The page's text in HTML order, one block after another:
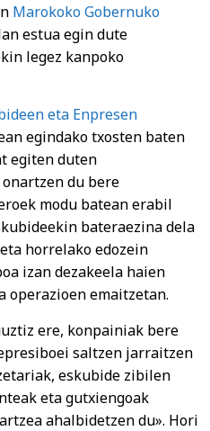
Marokoko Gobernuko
estua egin dute
legez kanpoko
eta Enpresen
egindako txosten baten
egiten duten
du bere
modu batean erabil
bateraezina dela
horrelako edozein
izan dezakeela haien
operazioen emaitzetan.
ere, konpainiak bere
saltzen jarraitzen
eskubide zibilen
eta gutxiengoak
ahalbidetzen du». Hori